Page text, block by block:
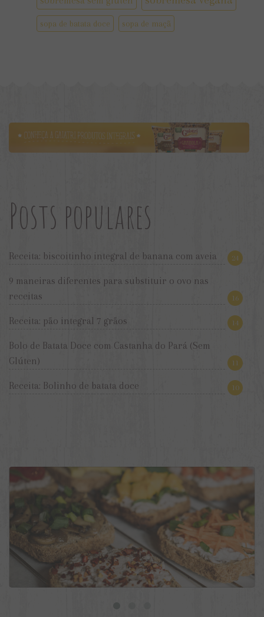
sopa de batata doce sopa de maçã
Posts populares
Receita: biscoitinho integral de banana com aveia 24
9 maneiras diferentes para substituir o ovo nas
receitas
16
Receita: pão integral 7 grãos 14
Bolo de Batata Doce com Castanha do Pará (Sem
Glúten)
11
Receita: Bolinho de batata doce 10